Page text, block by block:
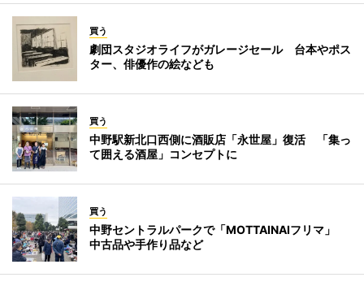
買う
劇団スタジオライフがガレージセール 台本やポス
ター、俳優作の絵なども
買う
中野駅新北口西側に酒販店「永世屋」復活 「集っ
て囲える酒屋」コンセプトに
買う
中野セントラルパークで「MOTTAINAIフリマ」
中古品や手作り品など